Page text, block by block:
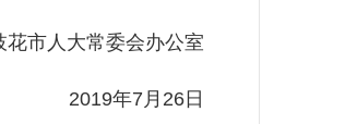
市人大常委会办公室
年7月26日